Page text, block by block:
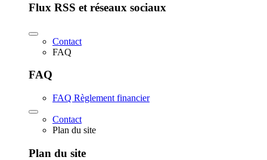
Flux RSS et réseaux sociaux
Contact
FAQ
FAQ
FAQ Règlement financier
Contact
Plan du site
Plan du site